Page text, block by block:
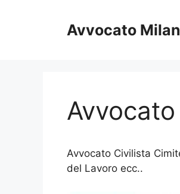
Avvocato
Avvocato Civilista
del Lavoro ecc..